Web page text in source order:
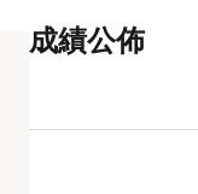
成績公佈